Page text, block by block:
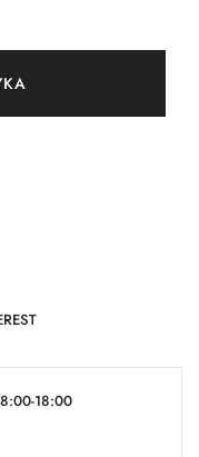
8:00-18:00